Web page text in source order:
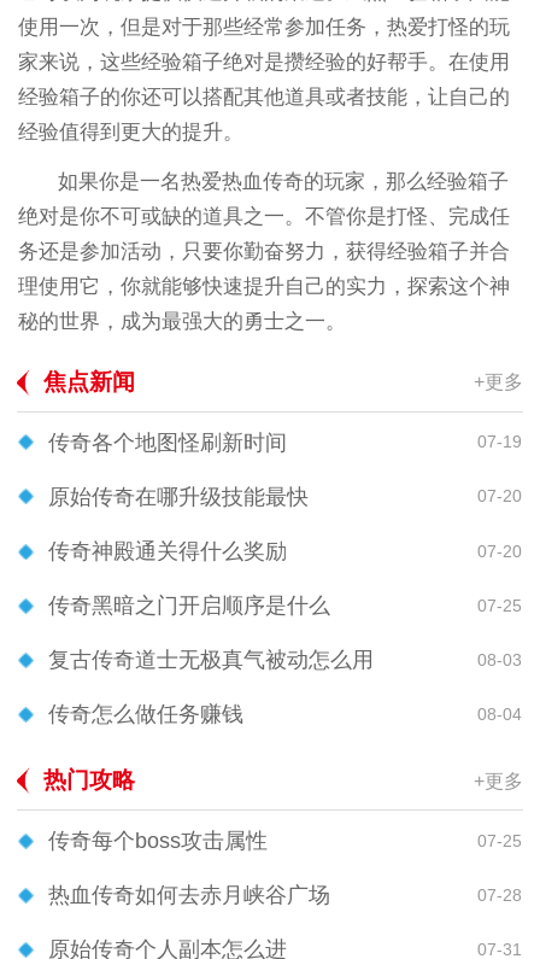
使用一次，但是对于那些经常参加任务，热爱打怪的玩
家来说，这些经验箱子绝对是攒经验的好帮手。在使用
经验箱子的你还可以搭配其他道具或者技能，让自己的
经验值得到更大的提升。
如果你是一名热爱热血传奇的玩家，那么经验箱子
绝对是你不可或缺的道具之一。不管你是打怪、完成任
务还是参加活动，只要你勤奋努力，获得经验箱子并合
理使用它，你就能够快速提升自己的实力，探索这个神
秘的世界，成为最强大的勇士之一。
焦点新闻 +更多
传奇各个地图怪刷新时间 07-19
原始传奇在哪升级技能最快 07-20
传奇神殿通关得什么奖励 07-20
传奇黑暗之门开启顺序是什么 07-25
复古传奇道士无极真气被动怎么用 08-03
传奇怎么做任务赚钱 08-04
热门攻略 +更多
传奇每个boss攻击属性 07-25
热血传奇如何去赤月峡谷广场 07-28
原始传奇个人副本怎么进 07-31